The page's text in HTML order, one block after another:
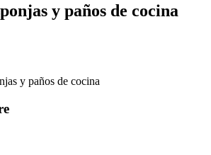
y paños de cocina
y paños de cocina